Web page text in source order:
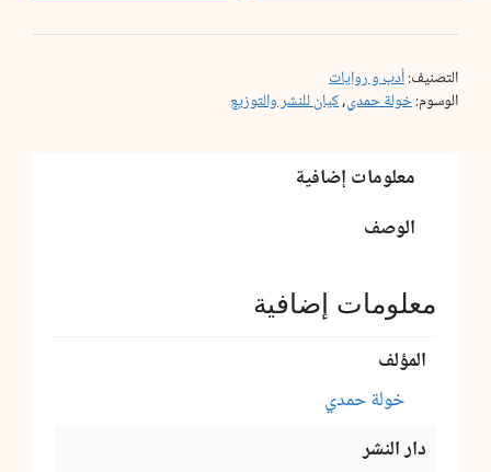
عبرية
التصنيف:أدب و روايات
الوسوم:خولة حمدي,كيان للنشر والتوزيع
معلومات إضافية
الوصف
معلومات إضافية
المؤلف
خولة حمدي
دار النشر